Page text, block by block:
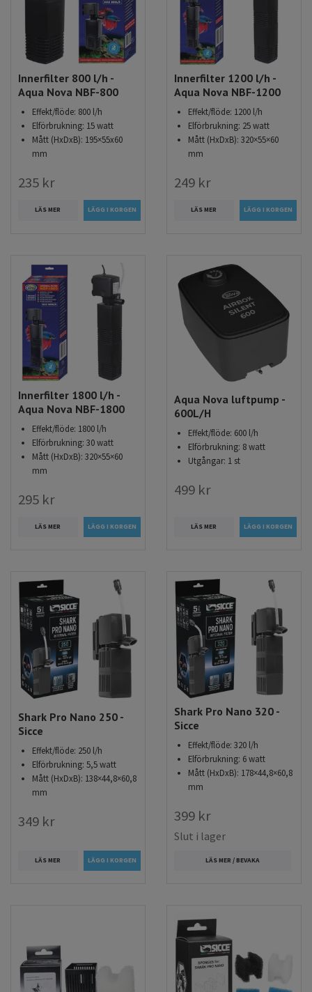
Innerfilter 800 l/h -
Aqua Nova NBF-800
Effekt/flöde: 800 l/h
Elförbrukning: 15 watt
Mått (HxDxB): 195×55x60
mm
235 kr
LÄS MER
Innerfilter 1200 l/h -
Aqua Nova NBF-1200
Effekt/flöde: 1200 l/h
Elförbrukning: 25 watt
Mått (HxDxB): 320×55×60
mm
249 kr
LÄS MER
Innerfilter 1800 l/h -
Aqua Nova NBF-1800
Effekt/flöde: 1800 l/h
Elförbrukning: 30 watt
Mått (HxDxB): 320×55×60
mm
295 kr
LÄS MER
Aqua Nova luftpump -
600L/H
Effekt/flöde: 600 l/h
Elförbrukning: 8 watt
Utgångar: 1 st
499 kr
LÄS MER
Shark Pro Nano 250 -
Sicce
Effekt/flöde: 250 l/h
Elförbrukning: 5,5 watt
Mått (HxDxB): 138×44,8×60,8
mm
349 kr
LÄS MER
Shark Pro Nano 320 -
Sicce
Effekt/flöde: 320 l/h
Elförbrukning: 6 watt
Mått (HxDxB): 178×44,8×60,8
mm
399 kr
Slut i lager
LÄS MER / BEVAKA